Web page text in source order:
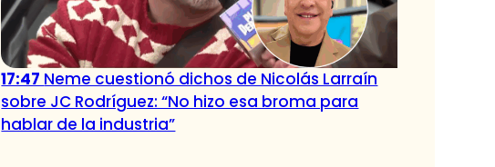
17:47 Neme cuestionó dichos de Nicolás Larraín
sobre JC Rodríguez: “No hizo esa broma para
hablar de la industria”